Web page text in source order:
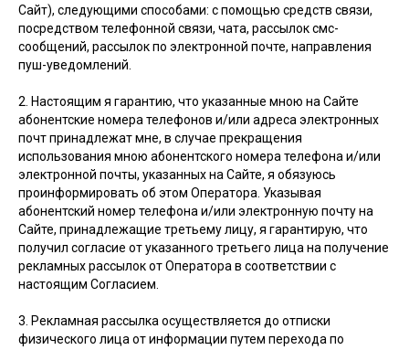
Сайт), следующими способами: с помощью средств связи,
посредством телефонной связи, чата, рассылок смс-
сообщений, рассылок по электронной почте, направления
пуш-уведомлений.
2. Настоящим я гарантию, что указанные мною на Сайте
абонентские номера телефонов и/или адреса электронных
почт принадлежат мне, в случае прекращения
использования мною абонентского номера телефона и/или
электронной почты, указанных на Сайте, я обязуюсь
проинформировать об этом Оператора. Указывая
абонентский номер телефона и/или электронную почту на
Сайте, принадлежащие третьему лицу, я гарантирую, что
получил согласие от указанного третьего лица на получение
рекламных рассылок от Оператора в соответствии с
настоящим Согласием.
3. Рекламная рассылка осуществляется до отписки
физического лица от информации путем перехода по